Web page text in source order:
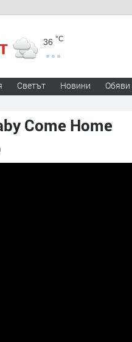
36 °C
Светът Новини Обяви
Come Home